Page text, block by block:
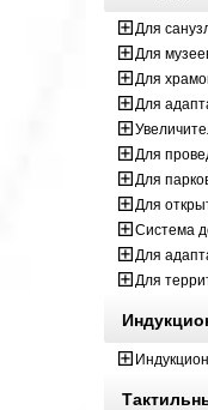
Для
Для
Для
Для
Для
Для
Для
Система
Для
Для